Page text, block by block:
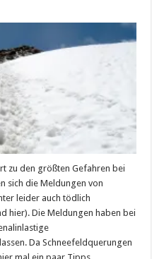
zu den größten Gefahren bei
sich die Meldungen von
leider auch tödlich
hier). Die Meldungen haben bei
Da Schneefeldquerungen